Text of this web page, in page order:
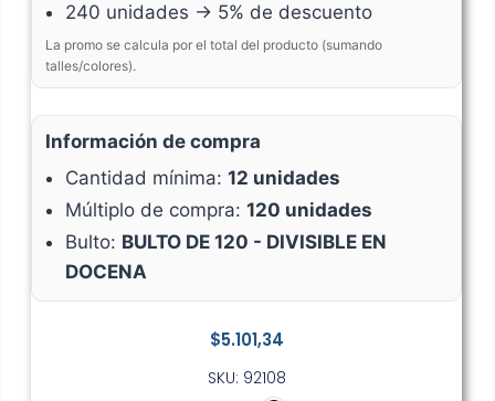
$5.101,34
SKU: 92108
240 unidades → 5% de descuento
La promo se calcula por el total del producto (sumando
talles/colores).
Información de compra
Cantidad mínima: 12 unidades
Múltiplo de compra: 120 unidades
Bulto: BULTO DE 120 - DIVISIBLE EN
DOCENA